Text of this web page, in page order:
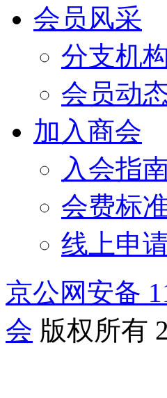
会员风采
分支机
会员动
加入商会
入会指
会费标
线上申
京公网安备
会 版权所有